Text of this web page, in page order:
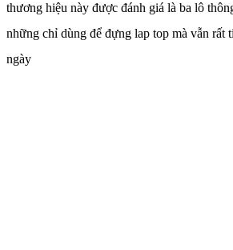
thương hiệu này được đánh giá là ba lô
những chỉ dùng để đựng lap top mà vẫn rất
ngày